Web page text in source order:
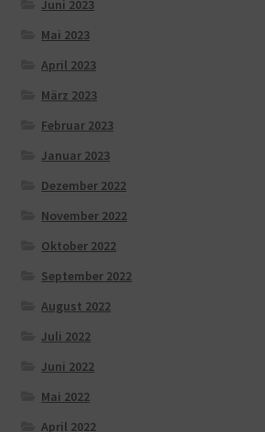
Juni 2023
Mai 2023
April 2023
März 2023
Februar 2023
Januar 2023
Dezember 2022
November 2022
Oktober 2022
September 2022
August 2022
Juli 2022
Juni 2022
Mai 2022
April 2022